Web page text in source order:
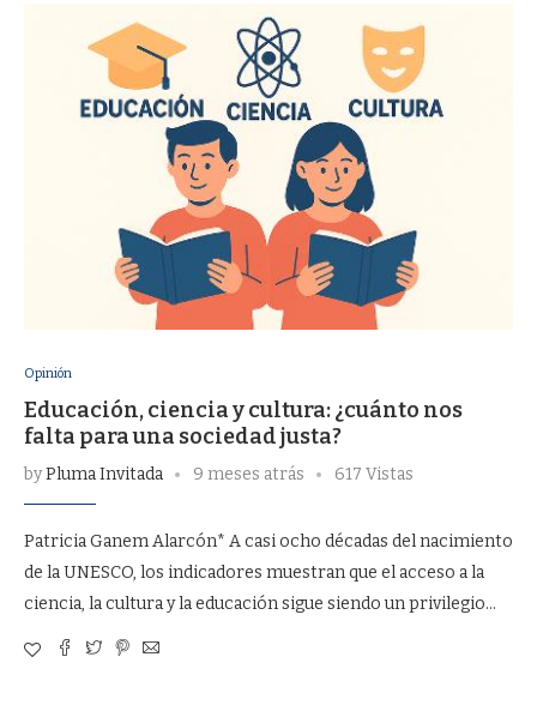
Opinión
Educación, ciencia y cultura: ¿cuánto nos
falta para una sociedad justa?
byPluma Invitada 9 meses atrás 617 Vistas
Patricia Ganem Alarcón* A casi ocho décadas del nacimiento
de la UNESCO, los indicadores muestran que el acceso a la
ciencia, la cultura y la educación sigue siendo un privilegio…